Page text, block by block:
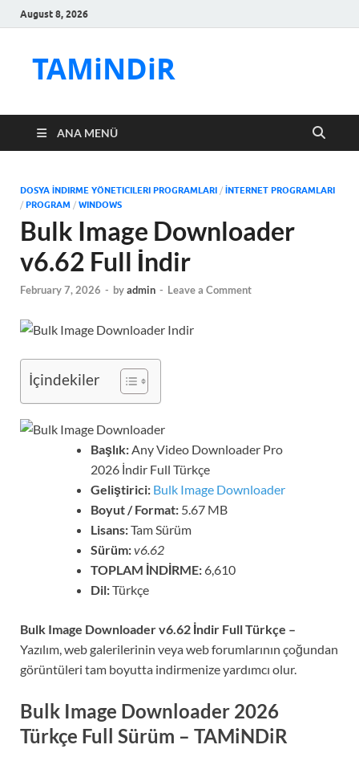
August 8, 2026
TAMiNDiR
ANA MENÜ
DOSYA İNDIRME YÖNETICILERI PROGRAMLARI / İNTERNET PROGRAMLARI
/ PROGRAM / WINDOWS
Bulk Image Downloader
v6.62 Full İndir
February 7, 2026 - byadmin - Leave a Comment
İçindekiler
Başlık:Any Video Downloader Pro
2026 İndir Full Türkçe
Geliştirici: Bulk Image Downloader
Boyut / Format:5.67 MB
Lisans:Tam Sürüm
Sürüm:v6.62
TOPLAM İNDİRME:6,610
Dil:Türkçe
Bulk Image Downloader v6.62 İndir Full Türkçe –
Yazılım, web galerilerinin veya web forumlarının çoğundan
görüntüleri tam boyutta indirmenize yardımcı olur.
Bulk Image Downloader 2026
Türkçe Full Sürüm – TAMiNDiR